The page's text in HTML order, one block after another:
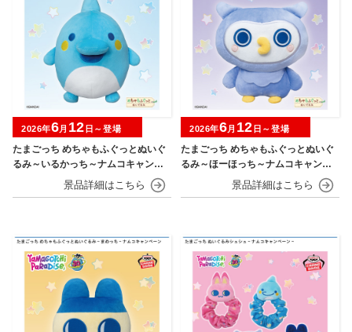
たまごっち めちゃもふぐっとぬいぐ
るみ～いるかっち～ナムコキャンペ
2026年6月 12 日～登場
たまごっち めちゃもふぐっとぬいぐ
るみ～ほーほっち～ナムコキャンペ
2026年6月 12 日～登場